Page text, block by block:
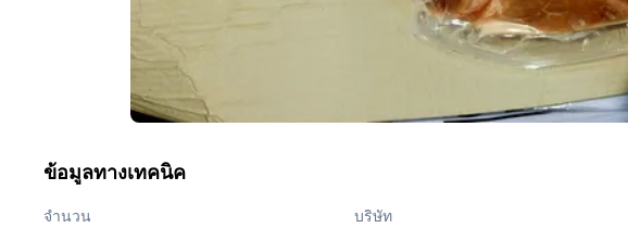
ข้อมูลทางเทคนิค
จำนวน บริษัท